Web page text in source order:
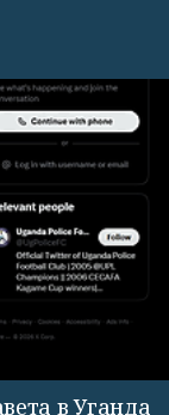
в Уганда